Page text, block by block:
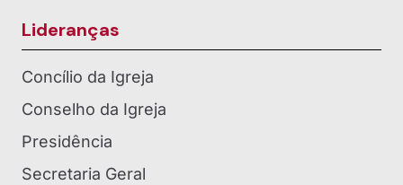
Lideranças
Concílio da Igreja
Conselho da Igreja
Presidência
Secretaria Geral